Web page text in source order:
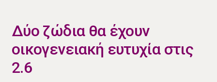
Δύο ζώδια θα έχουν
οικογενειακή ευτυχία στις
2.6